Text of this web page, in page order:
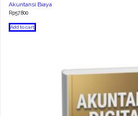
Akuntansi Biaya
Rp57.800
Add to cart